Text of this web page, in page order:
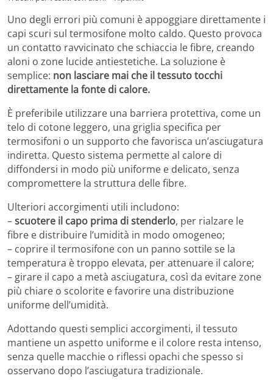
Uno degli errori più comuni è appoggiare direttamente i
capi scuri sul termosifone molto caldo. Questo provoca
un contatto ravvicinato che schiaccia le fibre, creando
aloni o zone lucide antiestetiche. La soluzione è
semplice: non lasciare mai che il tessuto tocchi
direttamente la fonte di calore.
È preferibile utilizzare una barriera protettiva, come un
telo di cotone leggero, una griglia specifica per
termosifoni o un supporto che favorisca un’asciugatura
indiretta. Questo sistema permette al calore di
diffondersi in modo più uniforme e delicato, senza
compromettere la struttura delle fibre.
Ulteriori accorgimenti utili includono:
–scuotere il capo prima di stenderlo, per rialzare le
fibre e distribuire l’umidità in modo omogeneo;
– coprire il termosifone con un panno sottile se la
temperatura è troppo elevata, per attenuare il calore;
– girare il capo a metà asciugatura, così da evitare zone
più chiare o scolorite e favorire una distribuzione
uniforme dell’umidità.
Adottando questi semplici accorgimenti, il tessuto
mantiene un aspetto uniforme e il colore resta intenso,
senza quelle macchie o riflessi opachi che spesso si
osservano dopo l’asciugatura tradizionale.